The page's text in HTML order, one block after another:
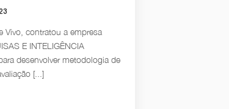
Vivo, contratou a empresa
E INTELIGÊNCIA
desenvolver metodologia de
[...]